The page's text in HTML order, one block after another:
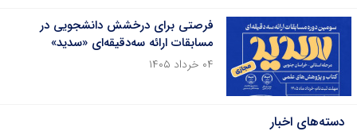
فرصتی برای درخشش دانشجویی در
مسابقات ارائه سه‌دقیقه‌ای «سدید»
۰۴ خرداد ۱۴۰۵
دسته‌های اخبار